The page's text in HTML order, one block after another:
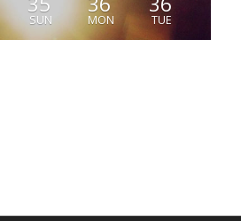
SUN MON TUE